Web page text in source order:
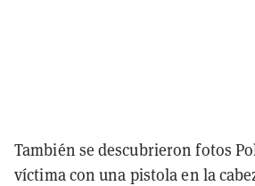
También se descubrieron fotos
víctima con una pistola en la